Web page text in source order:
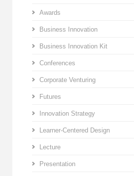
Awards
Business Innovation
Business Innovation Kit
Conferences
Corporate Venturing
Futures
Innovation Strategy
Learner-Centered Design
Lecture
Presentation